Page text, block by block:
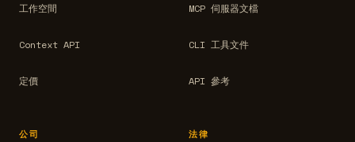
工作空間
Context API
定價
MCP 伺服器文檔
CLI 工具文件
API 參考
公司 法律